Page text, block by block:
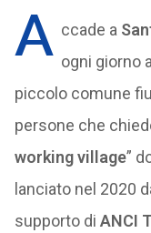
A ccade a
ogni giorno
piccolo comune
persone che
working village”
lanciato nel 2020
supporto di ANCI